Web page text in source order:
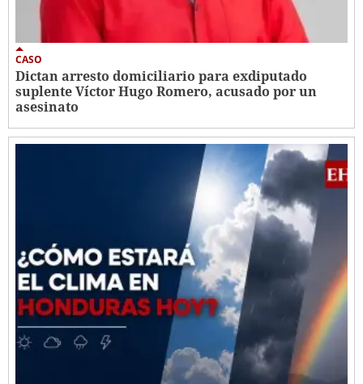
CASO
Dictan arresto domiciliario para exdiputado
suplente Víctor Hugo Romero, acusado por un
asesinato